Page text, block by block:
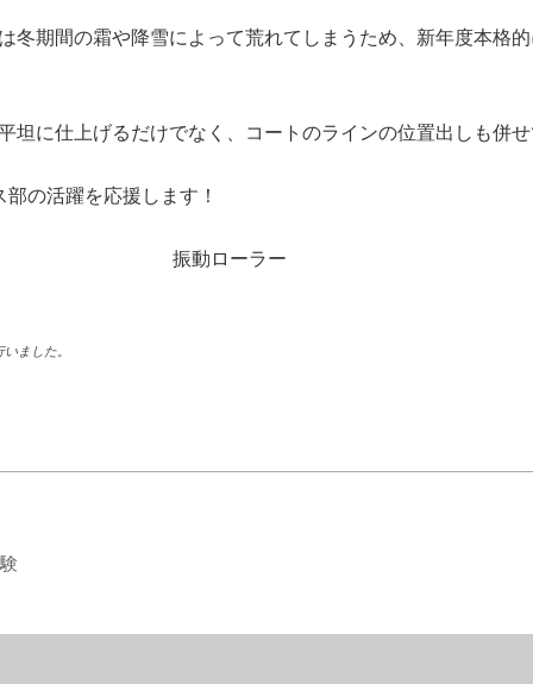
冬期間の霜や降雪によって荒れてしまうため、新年度本格
坦に仕上げるだけでなく、コートのラインの位置出しも併
の活躍を応援します！
ました。